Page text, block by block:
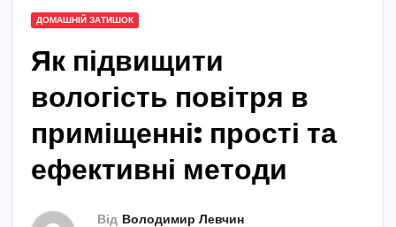
ДОМАШНІЙ ЗАТИШОК
Як підвищити
вологість повітря в
приміщенні: прості та
ефективні методи
Від Володимир Левчин